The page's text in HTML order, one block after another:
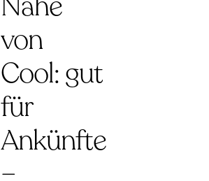
von
Cool: gut
für
Ankünfte